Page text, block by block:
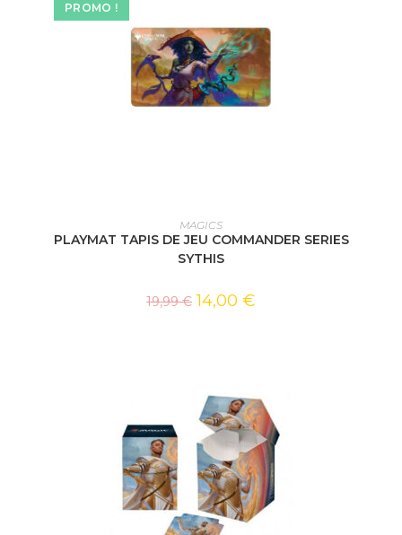
PROMO !
AJOUTER AU PANIER
MAGICS
PLAYMAT TAPIS DE JEU COMMANDER SERIES
SYTHIS
19,99€ 14,00 €